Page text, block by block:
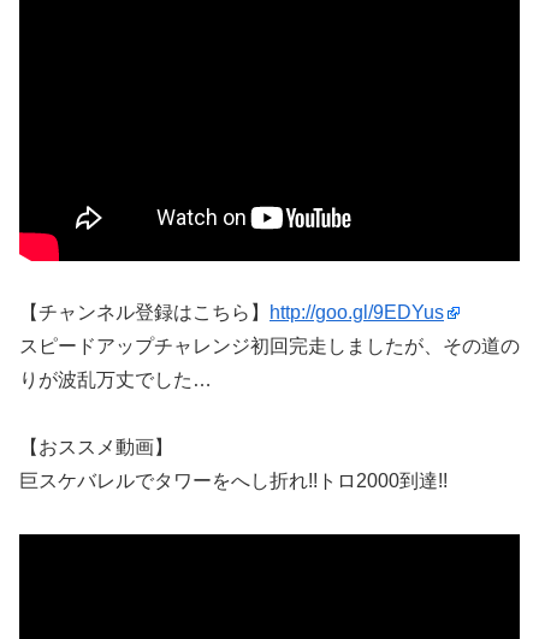
【チャンネル登録はこちら】
http://goo.gl/9EDYus
スピードアップチャレンジ初回完走しましたが、その道の
りが波乱万丈でした…
【おススメ動画】
巨スケバレルでタワーをへし折れ!!トロ2000到達!!